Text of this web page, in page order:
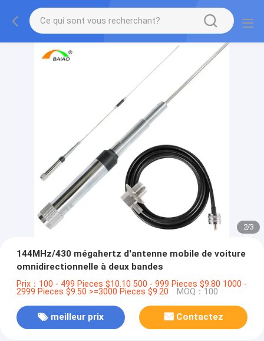
2/3
144MHz/430 mégahertz d'antenne mobile de voiture
omnidirectionnelle à deux bandes
Prix：100 - 499 Pieces $10.10 500 - 999 Pieces $9.80 1000 -
2999 Pieces $9.50 >=3000 Pieces $9.20 MOQ：100
meilleur prix Contactez